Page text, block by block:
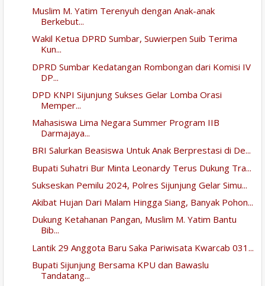
Muslim M. Yatim Terenyuh dengan Anak-anak
Berkebut...
Wakil Ketua DPRD Sumbar, Suwierpen Suib Terima
Kun...
DPRD Sumbar Kedatangan Rombongan dari Komisi IV
DP...
DPD KNPI Sijunjung Sukses Gelar Lomba Orasi
Memper...
Mahasiswa Lima Negara Summer Program IIB
Darmajaya...
BRI Salurkan Beasiswa Untuk Anak Berprestasi di De...
Bupati Suhatri Bur Minta Leonardy Terus Dukung Tra...
Sukseskan Pemilu 2024, Polres Sijunjung Gelar Simu...
Akibat Hujan Dari Malam Hingga Siang, Banyak Pohon...
Dukung Ketahanan Pangan, Muslim M. Yatim Bantu
Bib...
Lantik 29 Anggota Baru Saka Pariwisata Kwarcab 031...
Bupati Sijunjung Bersama KPU dan Bawaslu
Tandatang...